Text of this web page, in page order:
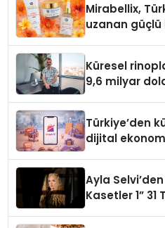
Mirabellix,
uzanan
Küresel
9,6 milyar
Türkiye’den
dijital
Ayla Selvi’den
Kasetler 1” 31